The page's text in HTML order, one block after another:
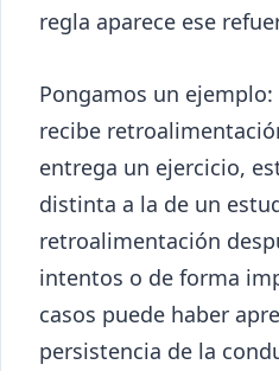
regla aparece ese
Pongamos un
recibe
entrega un ejercicio,
distinta a la de un
retroalimentación
intentos o de forma
casos puede haber
persistencia de la